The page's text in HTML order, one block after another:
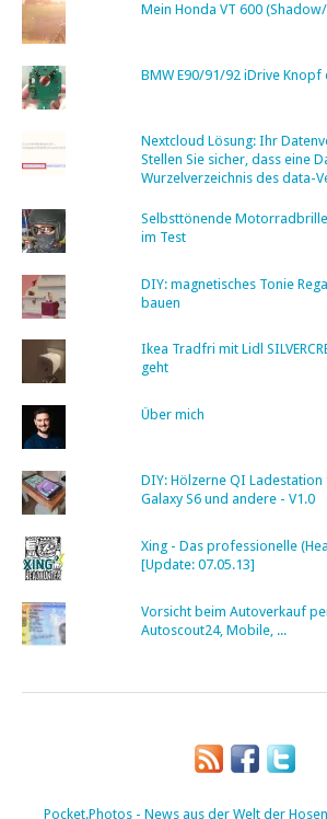
Mein Honda VT 600
BMW E90/91/92 iDrive Knopf
Nextcloud Lösung: Ihr
Stellen Sie sicher, dass eine
Wurzelverzeichnis des data-
Selbsttönende
im Test
DIY: magnetisches Tonie
bauen
Ikea Tradfri mit Lidl
geht
Über mich
DIY: Hölzerne QI Ladestation
Galaxy S6 und andere - V1.0
Xing - Das professionelle
[Update: 07.05.13]
Vorsicht beim Autoverkauf
Autoscout24, Mobile, ...
Pocket.Photos - News aus der Welt der